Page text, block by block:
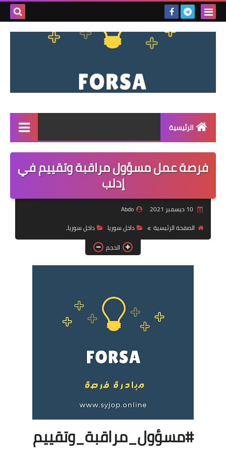
بحث
الرئيسية
القائمة
مناقصات
فرص عمل داخل سوريا
فرص عمل في العراق
فرص عمل في اليمن
دورات تدريبية
فرصة عمل مسؤول مراقبة وتقييم في
إدلب
10 ديسمبر 2021
Abdo
الصفحة الرئيسية
داخل سوريا
داخل سوريا،
الحجم
#مسؤول_مراقبة_وتقييم